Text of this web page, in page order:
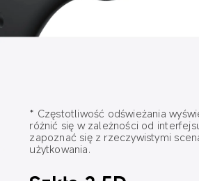
* Częstotliwość odświeżania
różnić się w zależności od
zapoznać się z rzeczywistymi
użytkowania.